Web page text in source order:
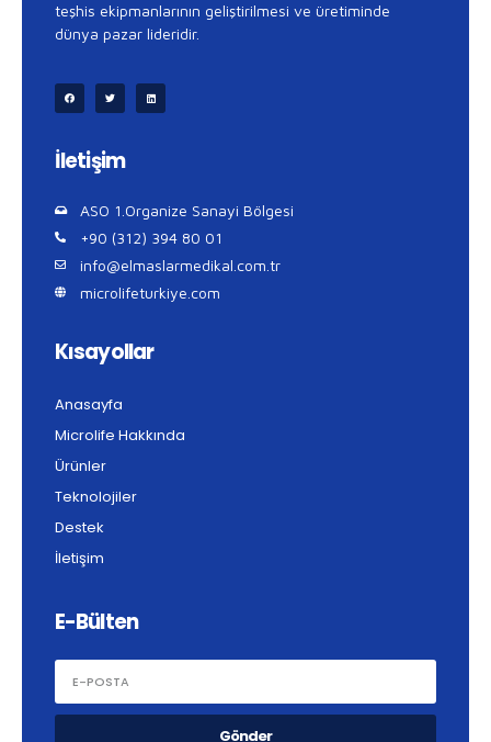
teşhis ekipmanlarının geliştirilmesi ve üretiminde
dünya pazar lideridir.
İletişim
ASO 1.Organize Sanayi Bölgesi
+90 (312) 394 80 01
info@elmaslarmedikal.com.tr
microlifeturkiye.com
Kısayollar
Anasayfa
Microlife Hakkında
Ürünler
Teknolojiler
Destek
İletişim
E-Bülten
Gönder